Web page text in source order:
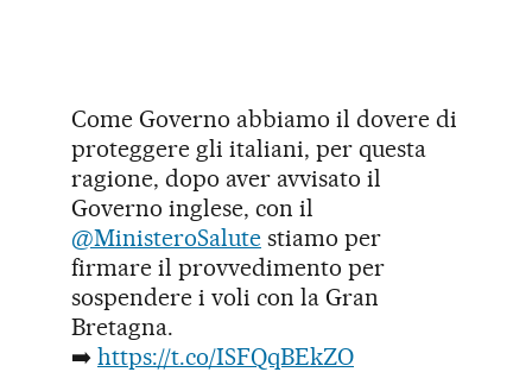
Come Governo abbiamo il dovere di
proteggere gli italiani, per questa
ragione, dopo aver avvisato il
Governo inglese, con il
@MinisteroSalute stiamo per
firmare il provvedimento per
sospendere i voli con la Gran
Bretagna.
➡️ https://t.co/ISFQqBEkZO